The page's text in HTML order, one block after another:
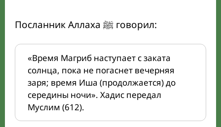
Посланник Аллаха ﷺ говорил:
«Время Магриб наступает с заката
солнца, пока не погаснет вечерняя
заря; время Иша (продолжается) до
середины ночи». Хадис передал
Муслим (612).